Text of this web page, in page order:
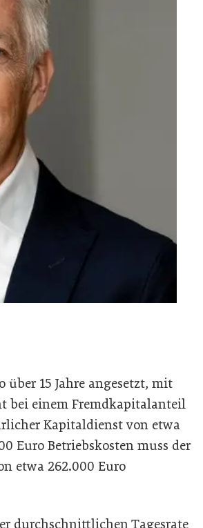
15 Jahre angesetzt, mit
bei einem Fremdkapitalanteil
Kapitaldienst von etwa
Euro Betriebskosten muss der
etwa 262.000 Euro
durchschnittlichen Tagesrate